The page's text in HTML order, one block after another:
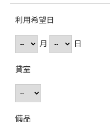
利用希望日
月
日
貸室
備品